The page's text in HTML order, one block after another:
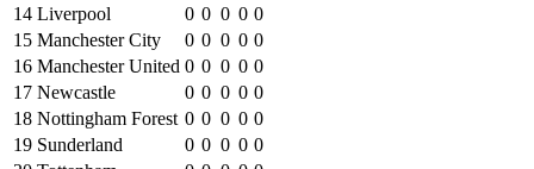
14 Liverpool 0 0 0 0 0
15 Manchester City 0 0 0 0 0
16 Manchester United 0 0 0 0 0
17 Newcastle 0 0 0 0 0
18 Nottingham Forest 0 0 0 0 0
19 Sunderland 0 0 0 0 0